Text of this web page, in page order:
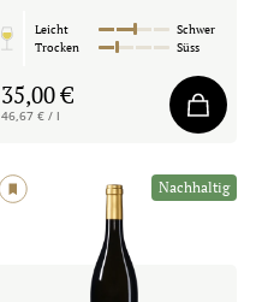
Leicht
Schwer
Trocken
Süss
35,00 €
46,67 € / l
Nachhaltig